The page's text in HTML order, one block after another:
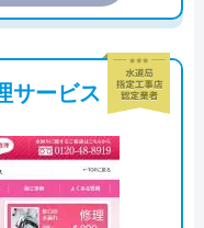
サービス